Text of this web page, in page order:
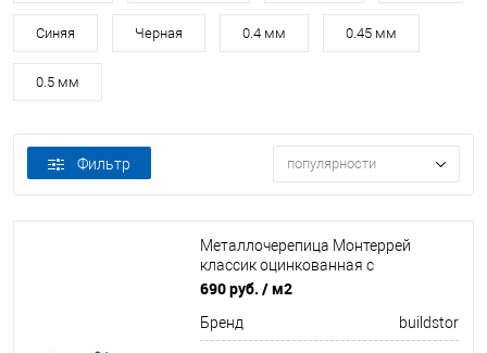
Синяя Черная 0.4 мм 0.45 мм
0.5 мм
Фильтр популярности
Металлочерепица Монтеррей
классик оцинкованная с
полимерным покрытием
690 руб. / м2
Бренд buildstor